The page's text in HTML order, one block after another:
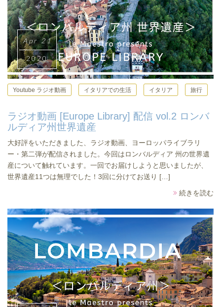
Apr 21
2020
Youtube ラジオ動画 イタリアでの生活 イタリア 旅行
ラジオ動画 [Europe Library] 配信 vol.2 ロンバ
ルディア州世界遺産
大好評をいただきました、ラジオ動画、ヨーロッパライブラリ
ー・第二弾が配信されました。今回はロンバルディア 州の世界遺
産について触れています。一回でお届けしようと思いましたが、
世界遺産11つは無理でした！3回に分けてお送り […]
続きを読む